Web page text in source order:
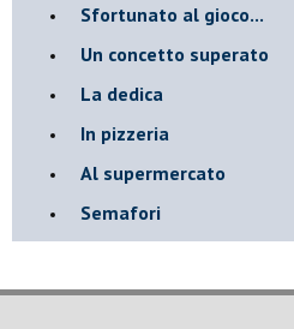
Sfortunato al gioco...
Un concetto superato
La dedica
In pizzeria
Al supermercato
Semafori